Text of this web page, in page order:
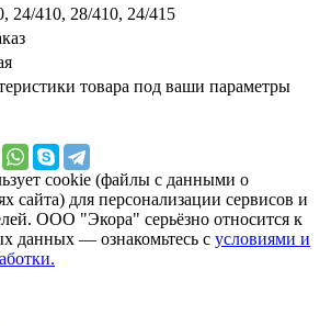
24/410, 28/410, 24/415
товара под ваши параметры
cookie (файлы с данными о
сайта) для персонализации сервисов и
ООО "Экора" серьёзно относится к
данных — ознакомьтесь с условиями и